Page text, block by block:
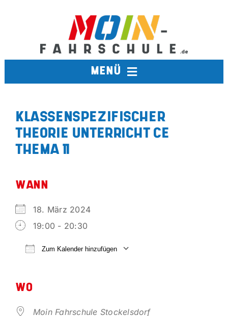
MENÜ
TERMINE
KLASSENSPEZIFISCHER
THEORIE UNTERRICHT CE
THEMA 11
WANN
18. März 2024
19:00 - 20:30
Zum Kalender hinzufügen
WO
Moin Fahrschule Stockelsdorf